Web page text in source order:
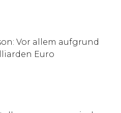
Vor allem aufgrund
Euro